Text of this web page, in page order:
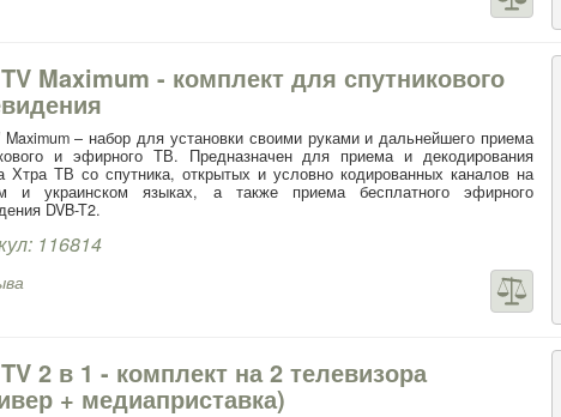
Maximum - комплект для спутникового
Maximum – набор для установки своими руками и дальнейшего приема
и эфирного ТВ. Предназначен для приема и декодирования
Хтра ТВ со спутника, открытых и условно кодированных каналов на
и украинском языках, а также приема бесплатного эфирного
DVB-T2.
116814
2 в 1 - комплект на 2 телевизора
+ медиаприставка)